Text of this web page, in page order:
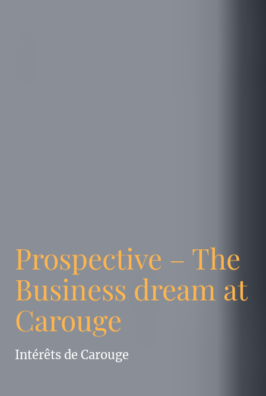
Prospective – The
Business dream at
Carouge
Intérêts de Carouge